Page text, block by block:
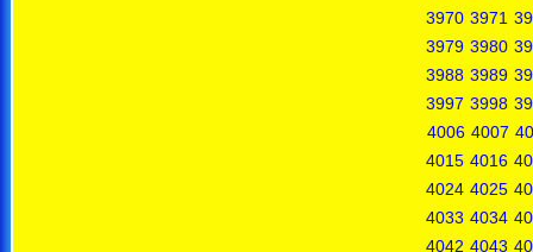
3970 3971
3979 3980
3988 3989
3997 3998
4006 4007
4015 4016
4024 4025
4033 4034
4042 4043